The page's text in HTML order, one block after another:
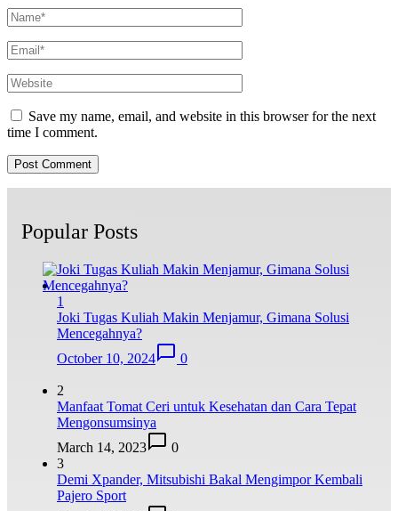
Save my name, email, and website in this browser for the next
time I comment.
Popular Posts
1
Joki Tugas Kuliah Makin Menjamur, Gimana Solusi
Mencegahnya?
October 10, 2024
0
2
Manfaat Tomat Ceri untuk Kesehatan dan Cara Tepat
Mengonsumsinya
March 14, 2023
0
3
Demi Xpander, Mitsubishi Bakal Mengimpor Kembali
Pajero Sport